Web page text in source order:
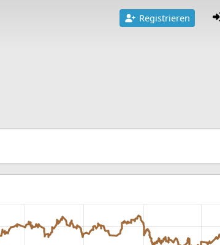
Registrieren